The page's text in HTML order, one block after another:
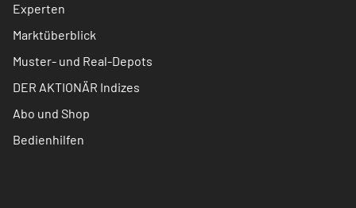
Experten
Marktüberblick
Muster- und Real-Depots
DER AKTIONÄR Indizes
Abo und Shop
Bedienhilfen